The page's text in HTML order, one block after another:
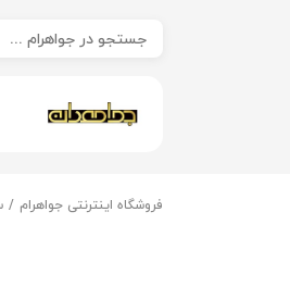
فروشگاه اینترنتی جواهرام